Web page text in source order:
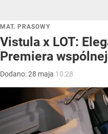
MAT. PRASOWY
Vistula x LOT:
Premiera
Dodano:28 maja 10:28